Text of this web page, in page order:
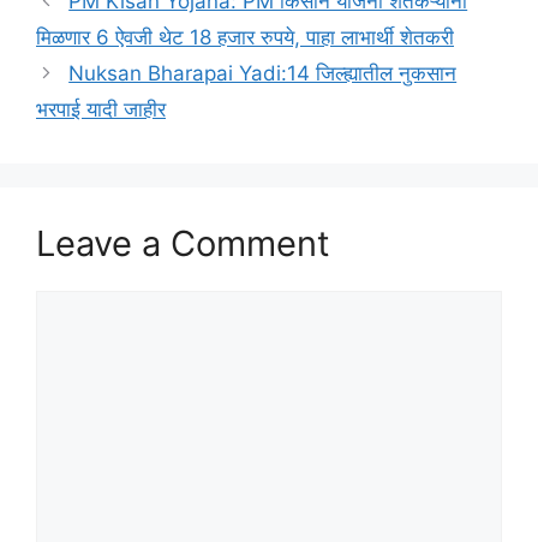
मिळणार 6 ऐवजी थेट 18 हजार रुपये, पाहा लाभार्थी शेतकरी
Nuksan Bharapai Yadi:14 जिल्ह्यातील नुकसान
भरपाई यादी जाहीर
Leave a Comment